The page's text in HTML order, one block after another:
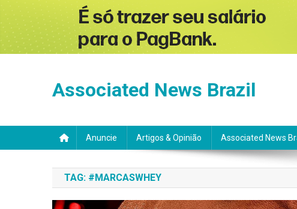
Associated News Brazil
Anuncie Artigos & Opinião Associated News
TAG: #MARCASWHEY